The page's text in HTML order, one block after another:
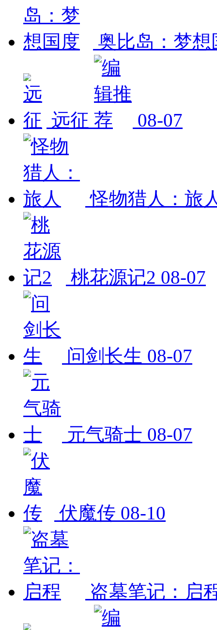
奥比岛：梦想
远征 08-07
怪物猎人：旅
桃花源记2 08-07
问剑长生 08-07
元气骑士 08-07
伏魔传 08-10
盗墓笔记：启